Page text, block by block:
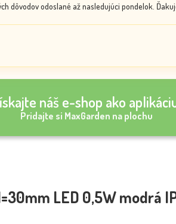
dôvodov odoslané až nasledujúci pondelok.
náš e-shop ako
Pridajte si MaxGarden na plochu
LED 0,5W modrá